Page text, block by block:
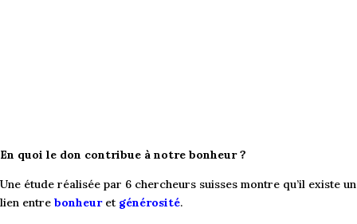
En quoi le don contribue à notre bonheur ?
Une étude réalisée par 6 chercheurs suisses montre qu’il existe un
lien entre bonheuret générosité.